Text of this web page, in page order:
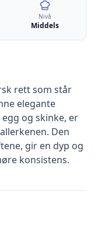
Nivå
Middels
rett som står
elegante
og skinke, er
Den
gir en dyp og
konsistens.